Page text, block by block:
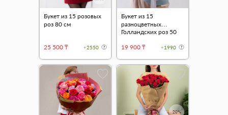
Букет из 15 розовых
роз 80 см
25 500 ₸ +2550
Букет из 15
разноцветных
Голландских роз 50
19 900 ₸
+1990
20%